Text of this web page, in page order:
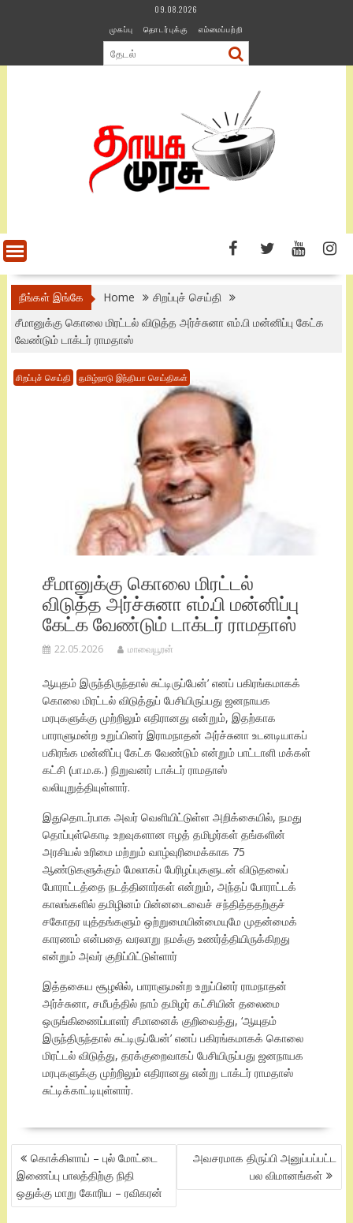
09.08.2026
முகப்பு
தொடர்புக்கு எம்மைப்பற்றி
நீங்கள் இங்கே Home
சிறப்புச் செய்தி
சீமானுக்கு கொலை மிரட்டல் விடுத்த அர்ச்சுனா எம்.பி மன்னிப்பு கேட்க
வேண்டும் டாக்டர் ராமதாஸ்
சிறப்புச் செய்தி தமிழ்நாடு இந்தியா செய்திகள்
சீமானுக்கு கொலை மிரட்டல்
விடுத்த அர்ச்சுனா எம்.பி மன்னிப்பு
கேட்க வேண்டும் டாக்டர் ராமதாஸ்
22.05.2026 மாவையூரன்
ஆயுதம் இருந்திருந்தால் சுட்டிருப்பேன்’ எனப் பகிரங்கமாகக்
கொலை மிரட்டல் விடுத்துப் பேசியிருப்பது ஜனநாயக
மரபுகளுக்கு முற்றிலும் எதிரானது என்றும், இதற்காக
பாராளுமன்ற உறுப்பினர் இராமநாதன் அர்ச்சுனா உடனடியாகப்
பகிரங்க மன்னிப்பு கேட்க வேண்டும் என்றும் பாட்டாளி மக்கள்
கட்சி (பா.ம.க.) நிறுவனர் டாக்டர் ராமதாஸ்
வலியுறுத்தியுள்ளார்.
இதுதொடர்பாக அவர் வெளியிட்டுள்ள அறிக்கையில், நமது
தொப்புள்கொடி உறவுகளான ஈழத் தமிழர்கள் தங்களின்
அரசியல் உரிமை மற்றும் வாழ்வுரிமைக்காக 75
ஆண்டுகளுக்கும் மேலாகப் பேரிழப்புகளுடன் விடுதலைப்
போராட்டத்தை நடத்தினார்கள் என்றும், அந்தப் போராட்டக்
காலங்களில் தமிழினம் பின்னடைவைச் சந்தித்ததற்குச்
சகோதர யுத்தங்களும் ஒற்றுமையின்மையுமே முதன்மைக்
காரணம் என்பதை வரலாறு நமக்கு உணர்த்தியிருக்கிறது
என்றும் அவர் குறிப்பிட்டுள்ளார்
இத்தகைய சூழலில், பாராளுமன்ற உறுப்பினர் ராமநாதன்
அர்ச்சுனா, சமீபத்தில் நாம் தமிழர் கட்சியின் தலைமை
ஒருங்கிணைப்பாளர் சீமானைக் குறிவைத்து, ‘ஆயுதம்
இருந்திருந்தால் சுட்டிருப்பேன்’ எனப் பகிரங்கமாகக் கொலை
மிரட்டல் விடுத்து, தரக்குறைவாகப் பேசியிருப்பது ஜனநாயக
மரபுகளுக்கு முற்றிலும் எதிரானது என்று டாக்டர் ராமதாஸ்
சுட்டிக்காட்டியுள்ளார்.
POST
NAVIGATION
கொக்கிளாய் – புல் மோட்டை
இணைப்பு பாலத்திற்கு நிதி
ஒதுக்கு மாறு கோரிய – ரவிகரன்
அவசரமாக திருப்பி அனுப்பப்பட்ட
பல விமானங்கள்